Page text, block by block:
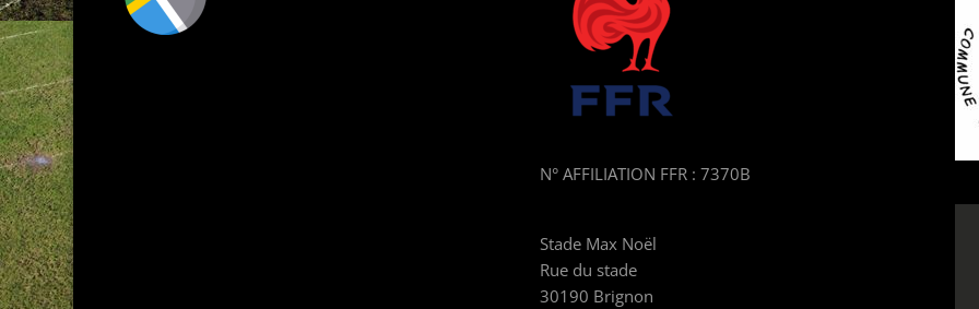
N° AFFILIATION FFR : 7370B
Stade Max Noël
Rue du stade
30190 Brignon